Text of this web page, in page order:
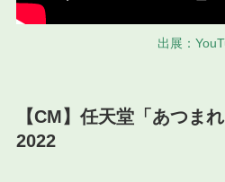
出展：
【CM】任天堂「あつま
2022